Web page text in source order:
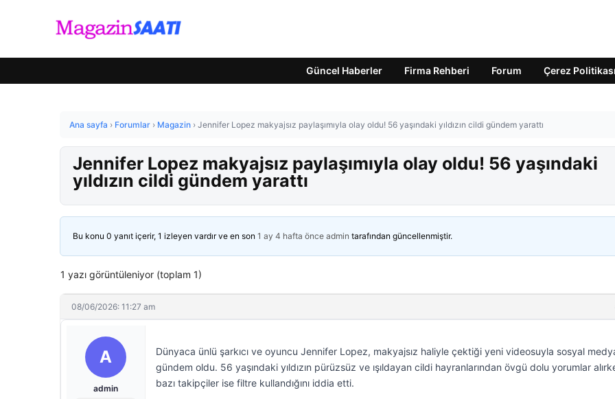
Güncel Haberler Firma Rehberi Forum Çerez Politikası
Ana sayfa › Forumlar › Magazin › Jennifer Lopez makyajsız paylaşımıyla olay oldu! 56 yaşındaki yıldızın cildi gündem yarattı
Jennifer Lopez makyajsız paylaşımıyla olay oldu! 56 yaşındaki
yıldızın cildi gündem yarattı
Bu konu 0 yanıt içerir, 1 izleyen vardır ve en son 1 ay 4 hafta önce admin tarafından güncellenmiştir.
1 yazı görüntüleniyor (toplam 1)
08/06/2026: 11:27 am
A
admin
Dünyaca ünlü şarkıcı ve oyuncu Jennifer Lopez, makyajsız haliyle çektiği yeni videosuyla sosyal
gündem oldu. 56 yaşındaki yıldızın pürüzsüz ve ışıldayan cildi hayranlarından övgü dolu yorumlar
bazı takipçiler ise filtre kullandığını iddia etti.